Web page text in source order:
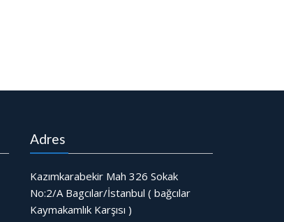
Adres
Kazımkarabekir Mah 326 Sokak
No:2/A Bagcılar/İstanbul ( bağcılar
Kaymakamlık Karşısı )